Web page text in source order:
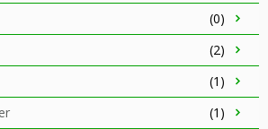
(0)
(2)
(1)
(1)